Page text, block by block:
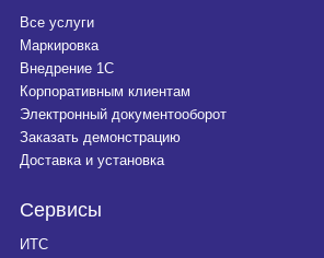
Все услуги
Маркировка
Внедрение 1С
Корпоративным клиентам
Электронный документооборот
Заказать демонстрацию
Доставка и установка
Сервисы
ИТС